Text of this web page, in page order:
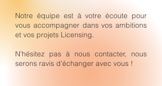
Notre équipe est à votre écoute pour
vous accompagner dans vos ambitions
et vos projets Licensing.
N'hésitez pas à nous contacter, nous
serons ravis d'échanger avec vous !